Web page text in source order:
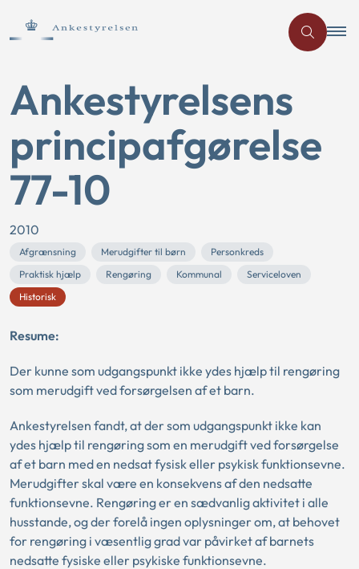
Ankestyrelsens
principafgørelse
77-10
2010
Afgrænsning Merudgifter til børn
Personkreds
Praktisk hjælp
Rengøring Kommunal
Serviceloven
Historisk
Resume:
Der kunne som udgangspunkt ikke ydes hjælp til rengøring
som merudgift ved forsørgelsen af et barn.
Ankestyrelsen fandt, at der som udgangspunkt ikke kan
ydes hjælp til rengøring som en merudgift ved forsørgelse
af et barn med en nedsat fysisk eller psykisk funktionsevne.
Merudgifter skal være en konsekvens af den nedsatte
funktionsevne. Rengøring er en sædvanlig aktivitet i alle
husstande, og der forelå ingen oplysninger om, at behovet
for rengøring i væsentlig grad var påvirket af barnets
nedsatte fysiske eller psykiske funktionsevne.